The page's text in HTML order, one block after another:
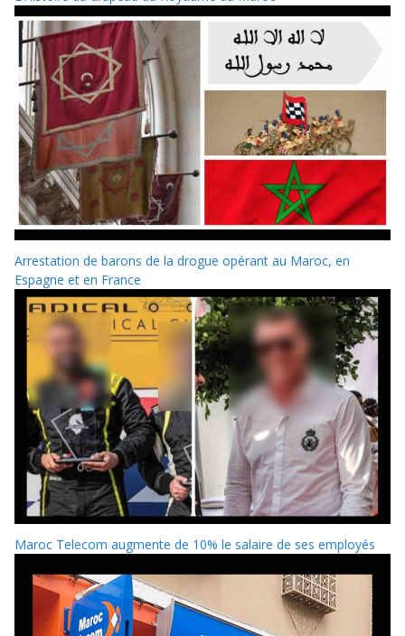
Arrestation de barons de la drogue opérant au Maroc, en
Espagne et en France
Maroc Telecom augmente de 10% le salaire de ses employés